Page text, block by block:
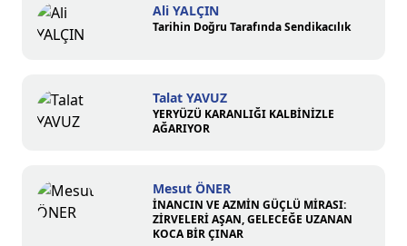
Ali YALÇIN
Tarihin Doğru Tarafında Sendikacılık
Talat YAVUZ
YERYÜZÜ KARANLIĞI KALBİNİZLE
AĞARIYOR
Mesut ÖNER
İNANCIN VE AZMİN GÜÇLÜ MİRASI:
ZİRVELERİ AŞAN, GELECEĞE UZANAN
KOCA BİR ÇINAR